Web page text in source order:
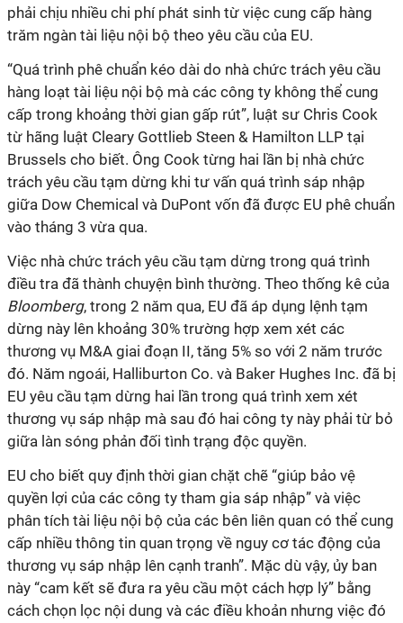
phải chịu nhiều chi phí phát sinh từ việc cung cấp hàng
trăm ngàn tài liệu nội bộ theo yêu cầu của EU.
“Quá trình phê chuẩn kéo dài do nhà chức trách yêu cầu
hàng loạt tài liệu nội bộ mà các công ty không thể cung
cấp trong khoảng thời gian gấp rút”, luật sư Chris Cook
từ hãng luật Cleary Gottlieb Steen & Hamilton LLP tại
Brussels cho biết. Ông Cook từng hai lần bị nhà chức
trách yêu cầu tạm dừng khi tư vấn quá trình sáp nhập
giữa Dow Chemical và DuPont vốn đã được EU phê chuẩn
vào tháng 3 vừa qua.
Việc nhà chức trách yêu cầu tạm dừng trong quá trình
điều tra đã thành chuyện bình thường. Theo thống kê của
Bloomberg, trong 2 năm qua, EU đã áp dụng lệnh tạm
dừng này lên khoảng 30% trường hợp xem xét các
thương vụ M&A giai đoạn II, tăng 5% so với 2 năm trước
đó. Năm ngoái, Halliburton Co. và Baker Hughes Inc. đã bị
EU yêu cầu tạm dừng hai lần trong quá trình xem xét
thương vụ sáp nhập mà sau đó hai công ty này phải từ bỏ
giữa làn sóng phản đối tình trạng độc quyền.
EU cho biết quy định thời gian chặt chẽ “giúp bảo vệ
quyền lợi của các công ty tham gia sáp nhập” và việc
phân tích tài liệu nội bộ của các bên liên quan có thể cung
cấp nhiều thông tin quan trọng về nguy cơ tác động của
thương vụ sáp nhập lên cạnh tranh”. Mặc dù vậy, ủy ban
này “cam kết sẽ đưa ra yêu cầu một cách hợp lý” bằng
cách chọn lọc nội dung và các điều khoản nhưng việc đó